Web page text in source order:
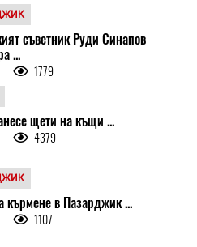
съветник Руди Синапов
...
1779
щети на къщи ...
4379
кърмене в Пазарджик ...
1107